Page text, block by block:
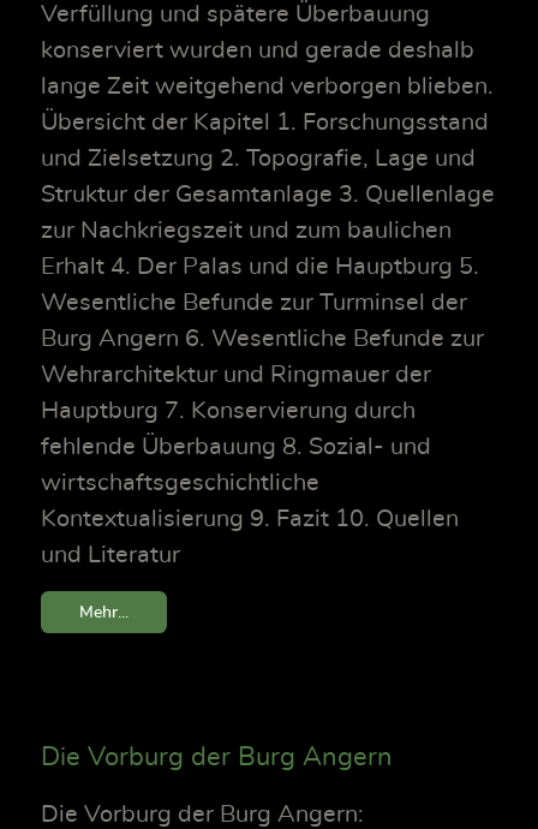
Verfüllung und spätere Überbauung
konserviert wurden und gerade deshalb
lange Zeit weitgehend verborgen blieben.
Übersicht der Kapitel 1. Forschungsstand
und Zielsetzung 2. Topografie, Lage und
Struktur der Gesamtanlage 3. Quellenlage
zur Nachkriegszeit und zum baulichen
Erhalt 4. Der Palas und die Hauptburg 5.
Wesentliche Befunde zur Turminsel der
Burg Angern 6. Wesentliche Befunde zur
Wehrarchitektur und Ringmauer der
Hauptburg 7. Konservierung durch
fehlende Überbauung 8. Sozial- und
wirtschaftsgeschichtliche
Kontextualisierung 9. Fazit 10. Quellen
und Literatur
Mehr...
Die Vorburg der Burg Angern
Die Vorburg der Burg Angern: